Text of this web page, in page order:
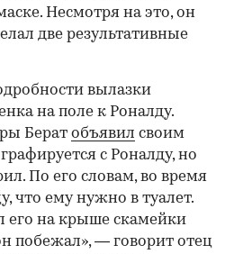
Несмотря на это, он
две результативные
вылазки
на поле к Роналду.
Берат объявил своим
с Роналду, но
По его словам, во время
что ему нужно в туалет.
его на крыше скамейки
побежал», — говорит отец